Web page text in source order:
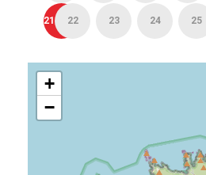
21 22 23 24 25
+
−